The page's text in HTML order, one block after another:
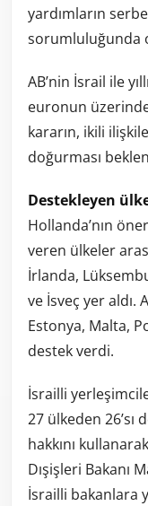
yardımların
sorumluluğunda
AB’nin İsrail ile
euronun
kararın, ikili
doğurması
Destekleyen
Hollanda’nın
veren ülkeler
İrlanda,
ve İsveç yer aldı.
Estonya, Malta,
destek verdi.
İsrailli
27 ülkeden
hakkını
Dışişleri Bakanı
İsrailli bakanlara